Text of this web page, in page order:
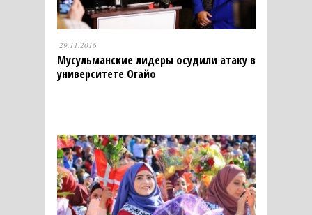
29.11.2016
Мусульманские лидеры осудили атаку в
университете Огайо